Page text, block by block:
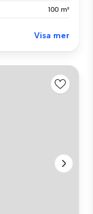
100 m²
Visa mer